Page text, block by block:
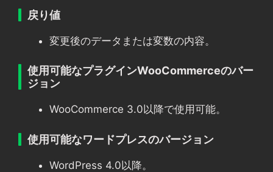
戻り値
変更後のデータまたは変数の内容。
使用可能なプラグインWooCommerceのバー
ジョン
WooCommerce 3.0以降で使用可能。
使用可能なワードプレスのバージョン
WordPress 4.0以降。